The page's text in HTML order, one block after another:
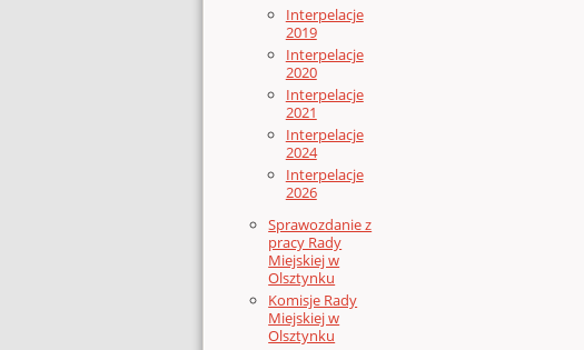
Interpelacje
2019
Interpelacje
2020
Interpelacje
2021
Interpelacje
2024
Interpelacje
2026
Sprawozdanie z
pracy Rady
Miejskiej w
Olsztynku
Komisje Rady
Miejskiej w
Olsztynku